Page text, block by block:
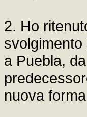
2. Ho
a Puebla,
nuova